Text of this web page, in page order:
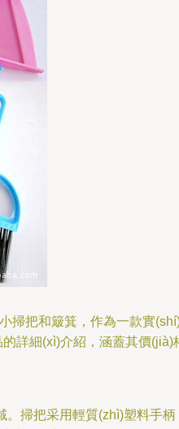
掃把和簸箕，作為一款實
詳細(xì)介紹，涵蓋其價(jià)
掃把采用輕質(zhì)塑料手